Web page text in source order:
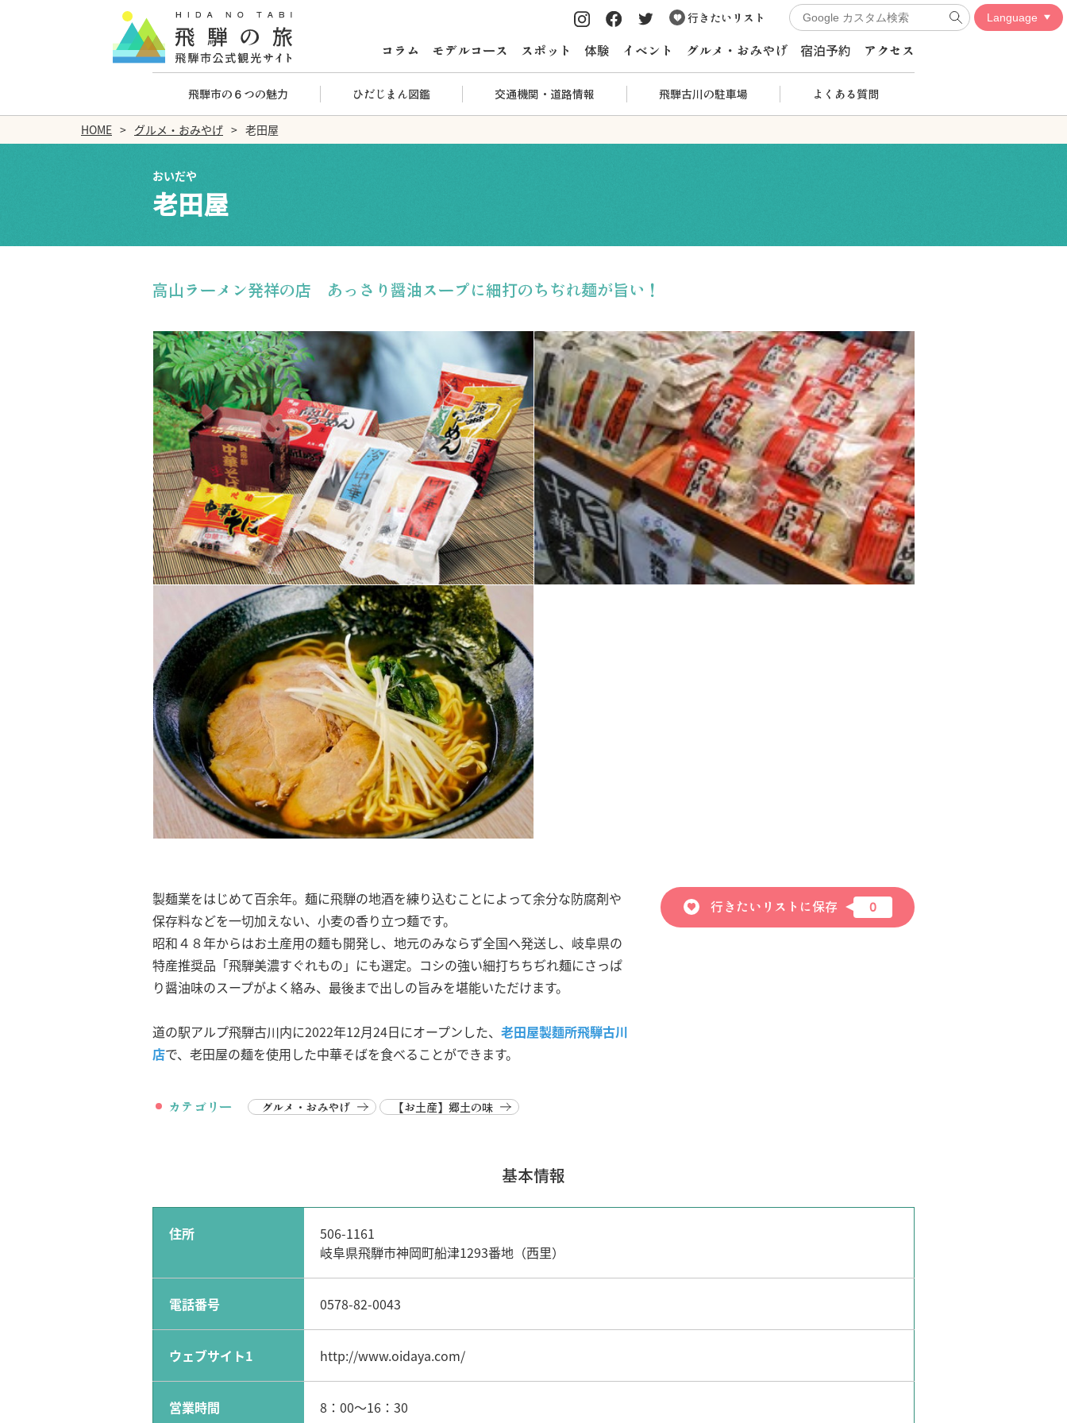
行きたいリスト
コラム モデルコース スポット 体験 イベント グルメ・おみやげ 宿泊予約 アクセス
飛騨市の６つの魅力 ひだじまん図鑑 交通機関・道路情報 飛騨古川の駐車場 よくある質問
HOME グルメ・おみやげ 老田屋
おいだや
老田屋
高山ラーメン発祥の店 あっさり醤油スープに細打のちぢれ麺が旨い！
製麺業をはじめて百余年。麺に飛騨の地酒を練り込むことによって余分な防腐剤や
保存料などを一切加えない、小麦の香り立つ麺です。
昭和４８年からはお土産用の麺も開発し、地元のみならず全国へ発送し、岐阜県の
特産推奨品「飛騨美濃すぐれもの」にも選定。コシの強い細打ちちぢれ麺にさっぱ
り醤油味のスープがよく絡み、最後まで出しの旨みを堪能いただけます。
道の駅アルプ飛騨古川内に2022年12月24日にオープンした、 老田屋製麵所飛騨古川
店で、老田屋の麺を使用した中華そばを食べることができます。
行きたいリストに保存 0
カテゴリー グルメ・おみやげ 【お土産】郷土の味
基本情報
住所
506-1161
岐阜県飛騨市神岡町船津1293番地（西里）
電話番号 0578-82-0043
ウェブサイト1 http://www.oidaya.com/
営業時間 8：00～16：30